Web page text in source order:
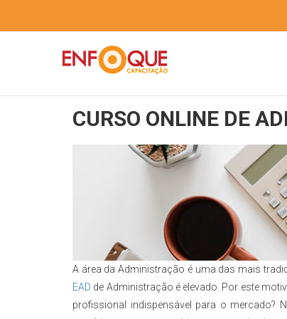
CURSO ONLINE DE
A área da Administração é uma das mais
EAD de Administração é elevado. Por este
profissional indispensável para o mercado?